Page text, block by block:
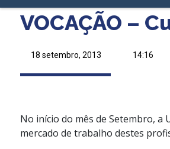
VOCAÇÃO –
18 setembro, 2013 14:16
No início do mês de Setembro, a
mercado de trabalho destes